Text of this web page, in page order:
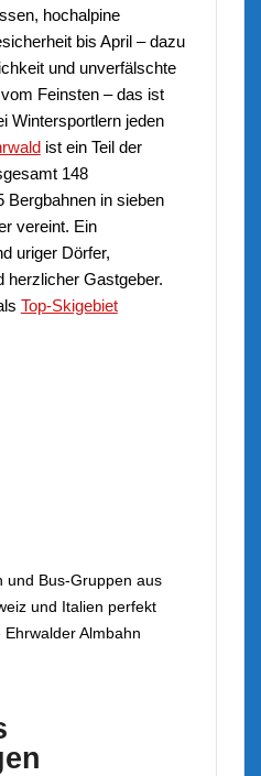
hochalpine
bis April – dazu
und unverfälschte
Feinsten – das ist
Wintersportlern jeden
ist ein Teil der
148
Bergbahnen in sieben
vereint. Ein
uriger Dörfer,
herzlicher Gastgeber.
Top-Skigebiet
und Bus-Gruppen aus
und Italien perfekt
Almbahn